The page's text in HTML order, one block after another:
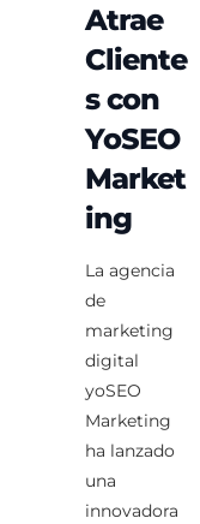
Atrae
Cliente
s con
YoSEO
Market
ing
La agencia
de
marketing
digital
yoSEO
Marketing
ha lanzado
una
innovadora